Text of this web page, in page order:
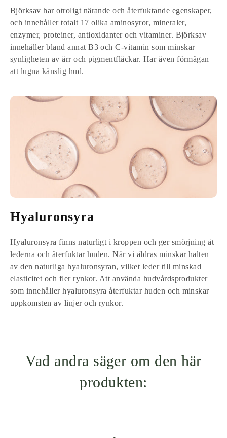
Björksav har otroligt närande och återfuktande egenskaper,
och innehåller totalt 17 olika aminosyror, mineraler,
enzymer, proteiner, antioxidanter och vitaminer. Björksav
innehåller bland annat B3 och C-vitamin som minskar
synligheten av ärr och pigmentfläckar. Har även förmågan
att lugna känslig hud.
Hyaluronsyra
Hyaluronsyra finns naturligt i kroppen och ger smörjning åt
lederna och återfuktar huden. När vi åldras minskar halten
av den naturliga hyaluronsyran, vilket leder till minskad
elasticitet och fler rynkor. Att använda hudvårdsprodukter
som innehåller hyaluronsyra återfuktar huden och minskar
uppkomsten av linjer och rynkor.
Vad andra säger om den här
produkten: